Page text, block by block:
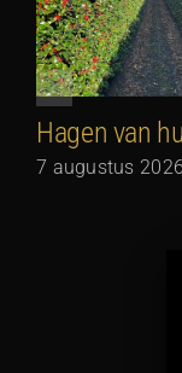
Hagen van
7 augustus 2026